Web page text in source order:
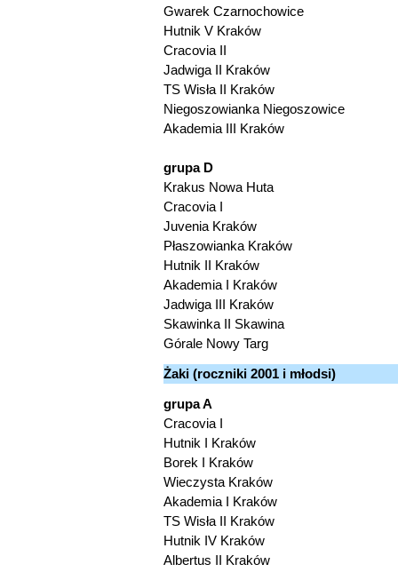
Gwarek Czarnochowice
Hutnik V Kraków
Cracovia II
Jadwiga II Kraków
TS Wisła II Kraków
Niegoszowianka Niegoszowice
Akademia III Kraków
grupa D
Krakus Nowa Huta
Cracovia I
Juvenia Kraków
Płaszowianka Kraków
Hutnik II Kraków
Akademia I Kraków
Jadwiga III Kraków
Skawinka II Skawina
Górale Nowy Targ
Żaki (roczniki 2001 i młodsi)
grupa A
Cracovia I
Hutnik I Kraków
Borek I Kraków
Wieczysta Kraków
Akademia I Kraków
TS Wisła II Kraków
Hutnik IV Kraków
Albertus II Kraków